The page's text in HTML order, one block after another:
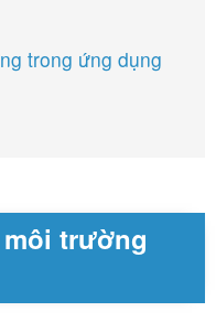
trong ứng dụng
trường